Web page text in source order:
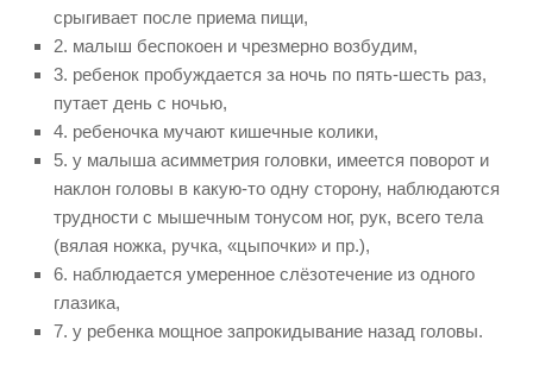
срыгивает после приема пищи,
2. малыш беспокоен и чрезмерно возбудим,
3. ребенок пробуждается за ночь по пять-шесть раз,
путает день с ночью,
4. ребеночка мучают кишечные колики,
5. у малыша асимметрия головки, имеется поворот и
наклон головы в какую-то одну сторону, наблюдаются
трудности с мышечным тонусом ног, рук, всего тела
(вялая ножка, ручка, «цыпочки» и пр.),
6. наблюдается умеренное слёзотечение из одного
глазика,
7. у ребенка мощное запрокидывание назад головы.